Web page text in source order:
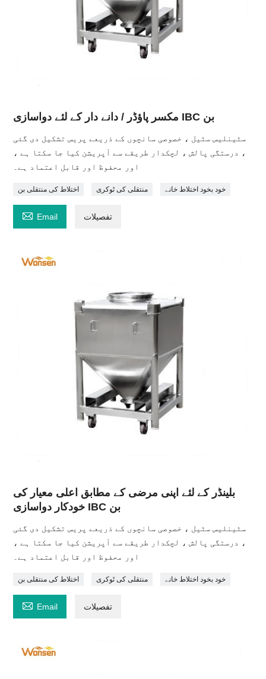
مکسر پاؤڈر / دانے دار کے لئے دواسازی IBC بن
سٹینلیس سٹیل ، خصوصی سانچوں کے ذریعے پریس تشکیل دی گئی
، درستگی پالش ، لچکدار طریقے سے آپریشن کیا جا سکتا ہے ،
اور محفوظ اور قابل اعتماد ہے۔
اختلاط کی منتقلی بن منتقلی کی ٹوکری خود بخود اختلاط خانے
 Email تفصیلات
بلینڈر کے لئے اپنی مرضی کے مطابق اعلی معیار کی
خودکار دواسازی IBC بن
سٹینلیس سٹیل ، خصوصی سانچوں کے ذریعے پریس تشکیل دی گئی
، درستگی پالش ، لچکدار طریقے سے آپریشن کیا جا سکتا ہے ،
اور محفوظ اور قابل اعتماد ہے۔
اختلاط کی منتقلی بن منتقلی کی ٹوکری خود بخود اختلاط خانے
 Email تفصیلات